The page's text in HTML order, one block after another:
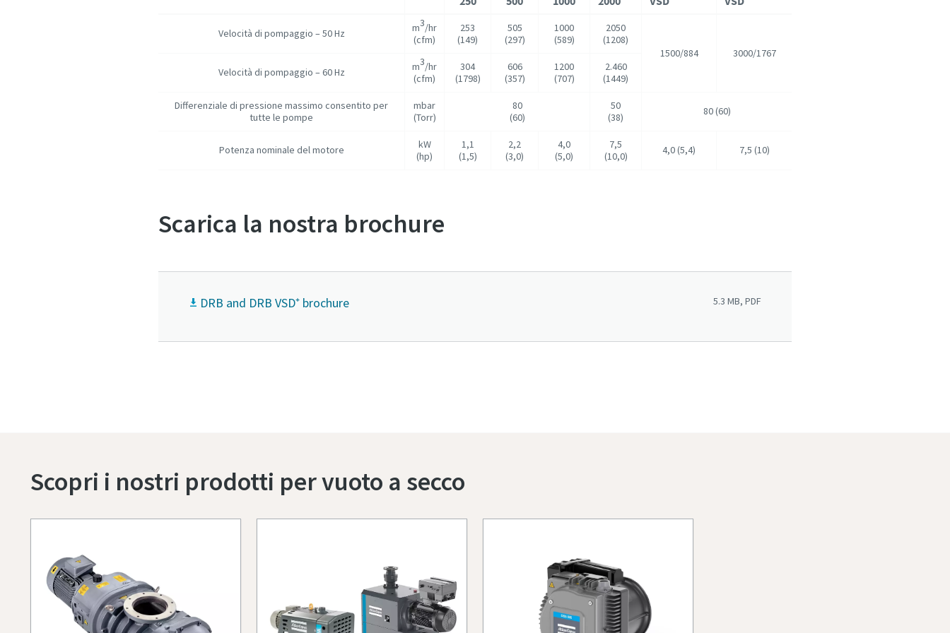
Velocità di pompaggio – 50 Hz m3/hr
(cfm)
253
(149)
505
(297)
1000
(589)
2050
(1208)
1500/884
3000/1767
Velocità di pompaggio – 60 Hz
m3/hr
(cfm)
304
(1798)
606
(357)
1200
(707)
2.460
(1449)
Differenziale di pressione massimo consentito per
tutte le pompe
mbar
(Torr)
80
(60)
50
(38)
80 (60)
Potenza nominale del motore
kW
(hp)
1,1
(1,5)
2,2
(3,0)
4,0
(5,0)
7,5
(10,0)
4,0 (5,4) 7,5 (10)
Scarica la nostra brochure
DRB and DRB VSD⁺ brochure 5.3 MB, PDF
Scopri i nostri prodotti per vuoto a secco